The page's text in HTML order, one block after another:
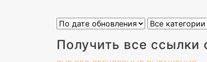
Получить все ссылки